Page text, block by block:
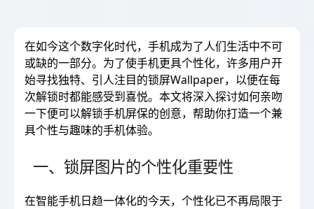
在如今这个数字化时代，手机成为了人们生活中不可
或缺的一部分。为了使手机更具个性化，许多用户开
始寻找独特、引人注目的锁屏Wallpaper，以便在每
次解锁时都能感受到喜悦。本文将深入探讨如何亲吻
一下便可以解锁手机屏保的创意，帮助你打造一个兼
具个性与趣味的手机体验。
一、锁屏图片的个性化重要性
在智能手机日趋一体化的今天，个性化已不再局限于